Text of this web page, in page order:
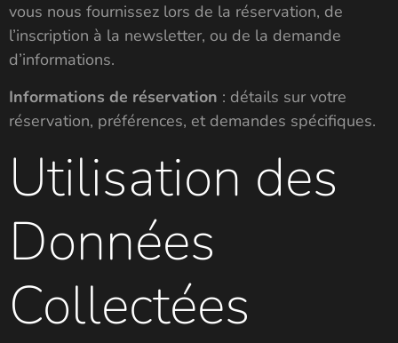
vous nous fournissez lors de la réservation, de
l’inscription à la newsletter, ou de la demande
d’informations.
Informations de réservation : détails sur votre
réservation, préférences, et demandes spécifiques.
Utilisation des
Données
Collectées